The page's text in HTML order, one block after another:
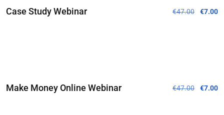
Case Study Webinar €47.00 €7.00
Make Money Online Webinar €47.00 €7.00